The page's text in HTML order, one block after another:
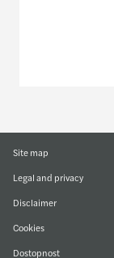
Site map
Legal and privacy
Disclaimer
Cookies
Dostopnost